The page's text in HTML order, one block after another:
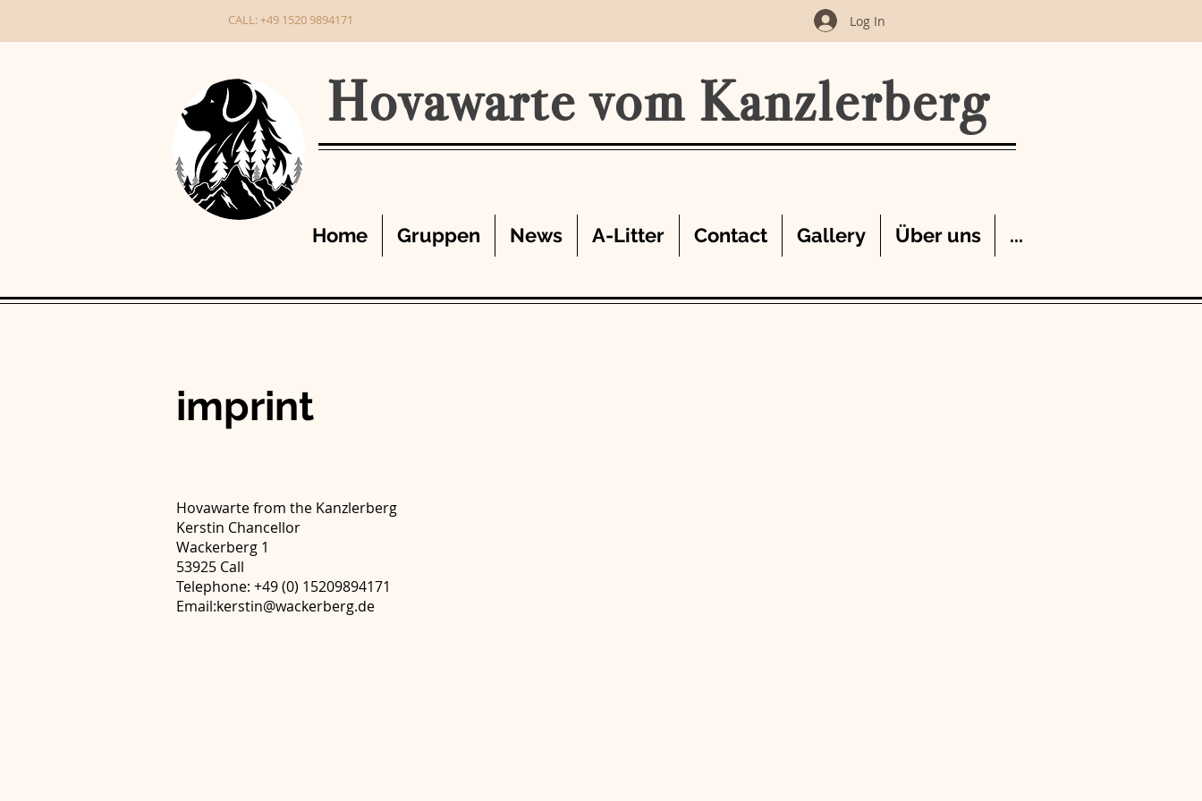
CALL: +49 1520 9894171 Log In
Hovawarte vom Kanzlerberg
Home Gruppen News A-Litter Contact Gallery Über uns ...
imprint
Hovawarte from the Kanzlerberg
Kerstin Chancellor
Wackerberg 1
53925 Call
Telephone: +49 (0) 15209894171
Email:kerstin@wackerberg.de